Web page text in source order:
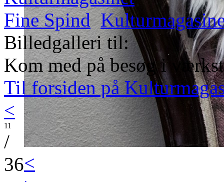
<
Billedgalleri til:
Kom med på besøg i
Til forsiden på
<
11
/
36